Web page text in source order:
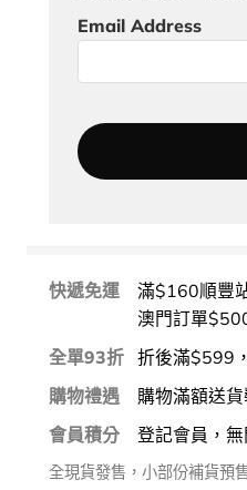
Email Address
快遞免運
滿$160順豐
澳門訂單
全單93折 折後滿$599
購物禮遇
購物滿額送
會員積分
登記會員，
全現貨發售，小部份補貨預